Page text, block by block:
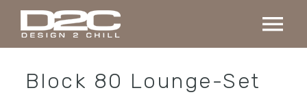
Skip
content
Block 80 Lounge-Set